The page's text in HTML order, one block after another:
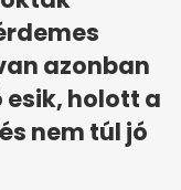
azonban
esik, holott a
nem túl jó